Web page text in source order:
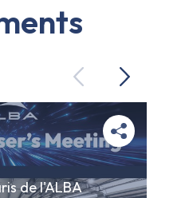
PreviousNext
de l'ALBA